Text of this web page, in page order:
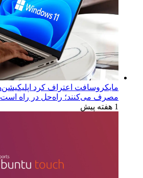
مصرف می‌کنند؛ راه‌حل در راه است
1 هفته پیش